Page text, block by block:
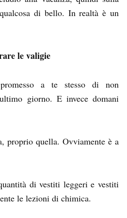
di bello. In realtà è un
le valigie
promesso a te stesso di non
giorno. E invece domani
proprio quella. Ovviamente è a
di vestiti leggeri e vestiti
le lezioni di chimica.